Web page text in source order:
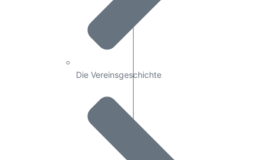
Die Vereinsgeschichte